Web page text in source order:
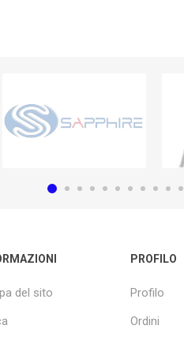
del sito
PROFILO
Profilo
Ordini